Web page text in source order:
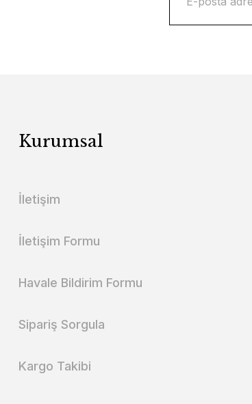
Kurumsal
İletişim
İletişim Formu
Havale Bildirim Formu
Sipariş Sorgula
Kargo Takibi